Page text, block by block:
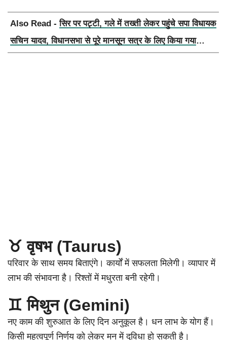
Also Read -सिर पर पट्टी, गले में तख्ती लेकर पहुंचे सपा विधायक
सचिन यादव, विधानसभा से पूरे मानसून सत्र के लिए किया गया
♉ वृषभ (Taurus)
परिवार के साथ समय बिताएंगे। कार्यों में सफलता मिलेगी। व्यापार में
लाभ की संभावना है। रिश्तों में मधुरता बनी रहेगी।
♊ मिथुन (Gemini)
नए काम की शुरुआत के लिए दिन अनुकूल है। धन लाभ के योग हैं।
किसी महत्वपूर्ण निर्णय को लेकर मन में दुविधा हो सकती है।